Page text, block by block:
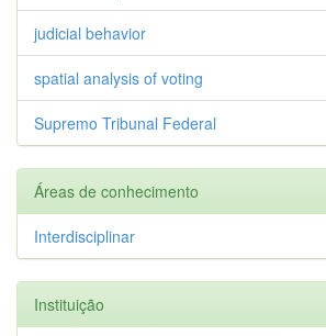
judicial behavior
spatial analysis of voting
Supremo Tribunal Federal
Áreas de conhecimento
Interdisciplinar
Instituição